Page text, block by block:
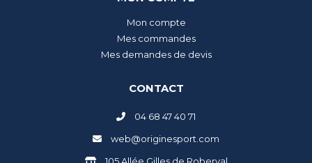
Mon compte
Mes commandes
Mes demandes de devis
CONTACT
04 68 47 40 71
web@originesport.com